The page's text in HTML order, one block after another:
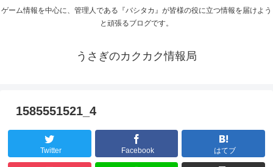
ゲーム情報を中心に、管理人である『バシタカ』が皆様の役に立つ情報を届けよう
と頑張るブログです。
うさぎのカクカク情報局
1585551521_4
Twitter Facebook はてブ